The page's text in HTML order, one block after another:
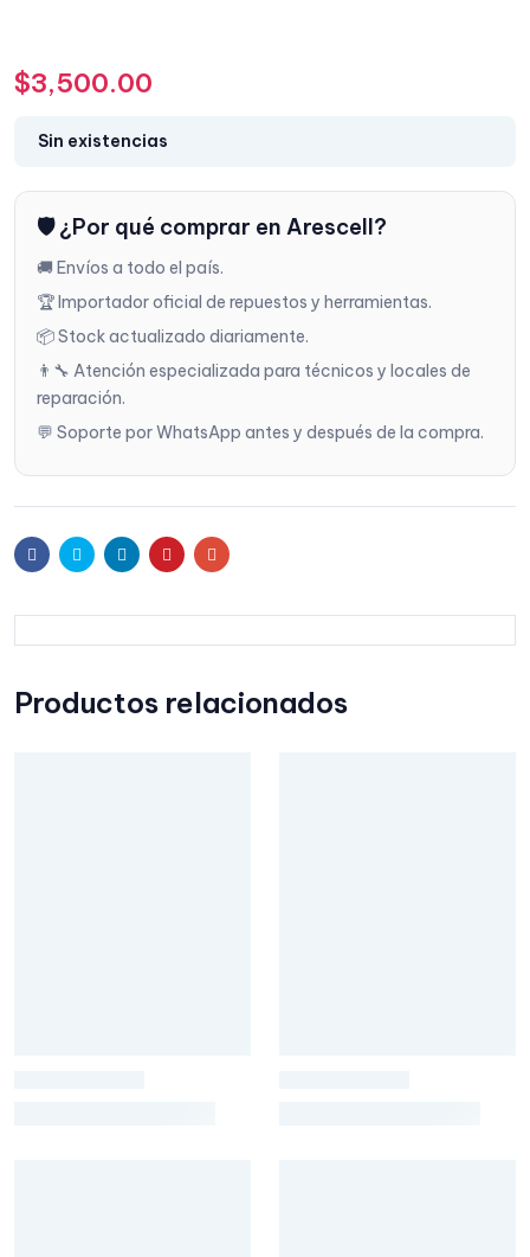
$3,500.00
Sin existencias
🛡️ ¿Por qué comprar en Arescell?
🚚 Envíos a todo el país.
🏆 Importador oficial de repuestos y herramientas.
📦 Stock actualizado diariamente.
👨‍🔧 Atención especializada para técnicos y locales de
reparación.
💬 Soporte por WhatsApp antes y después de la compra.
FacebookTwitter LinkedinPinterestEmail
Productos relacionados